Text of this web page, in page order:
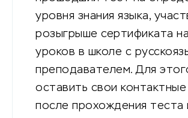
уровня знания языка,
розыгрыше сертификата
уроков в школе с
преподавателем. Для
оставить свои
после прохождения теста